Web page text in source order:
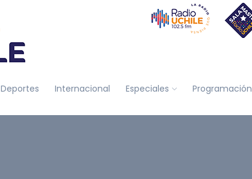
Deportes Internacional Especiales Programación